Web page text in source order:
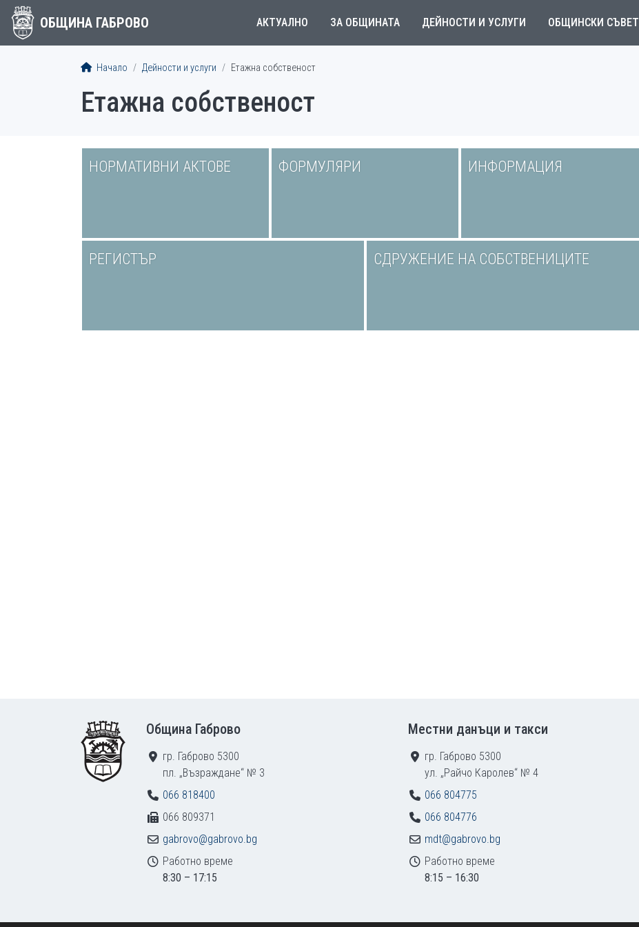
ОБЩИНА ГАБРОВО АКТУАЛНО ЗА ОБЩИНАТА ДЕЙНОСТИ И УСЛУГИ ОБЩИНСКИ СЪВЕТ
Начало Дейности и услуги Етажна собственост
Етажна собственост
НОРМАТИВНИ АКТОВЕ ФОРМУЛЯРИ ИНФОРМАЦИЯ
РЕГИСТЪР СДРУЖЕНИЕ НА СОБСТВЕНИЦИТЕ
Община Габрово
гр. Габрово 5300
пл. „Възраждане“ № 3
066 818400
066 809371
gabrovo@gabrovo.bg
Работно време
8:30 – 17:15
Местни данъци и такси
гр. Габрово 5300
ул. „Райчо Каролев“ № 4
066 804775
066 804776
mdt@gabrovo.bg
Работно време
8:15 – 16:30